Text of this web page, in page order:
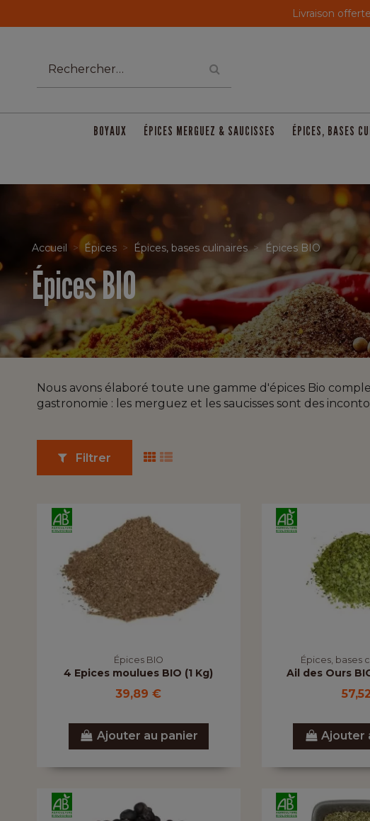
Livraison offerte
BOYAUX ÉPICES MERGUEZ & SAUCISSES ÉPICES, BASES
Accueil Épices Épices, bases culinaires Épices BIO
Épices BIO
Nous avons élaboré toute une gamme d'épices Bio
gastronomie : les merguez et les saucisses sont des
Filtrer
Épices BIO
4 Epices moulues BIO (1 Kg)
39,89 €
Ajouter au panier
Épices, bases
Ail des Ours
Ajouter